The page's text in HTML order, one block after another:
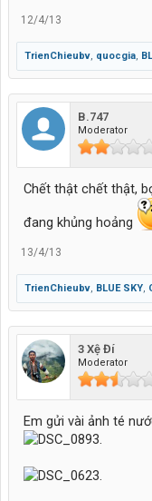
12/4/13
TrienChieubv, quocgia,
B.747
Moderator
Chết thật chết thật,
đang khủng hoảng
13/4/13
TrienChieubv, BLUE SKY,
3 Xệ Đí
Moderator
Em gửi vài ảnh té